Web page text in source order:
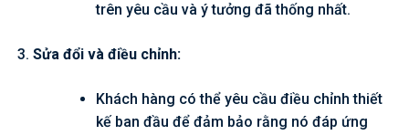
trên yêu cầu và ý tưởng đã thống nhất.
Sửa đổi và điều chỉnh:
Khách hàng có thể yêu cầu điều chỉnh thiết
kế ban đầu để đảm bảo rằng nó đáp ứng